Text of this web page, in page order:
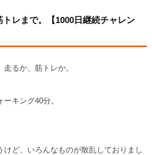
トレまで。【1000日継続チャレン
るか、筋トレか。
キング40分。
けど、いろんなものが散乱しておりまし